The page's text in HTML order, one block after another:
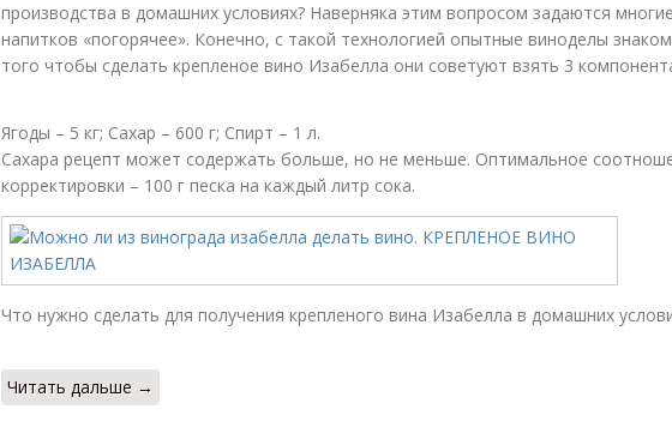
производства в домашних условиях? Наверняка этим вопросом задаются
напитков «погорячее». Конечно, с такой технологией опытные виноделы
того чтобы сделать крепленое вино Изабелла они советуют взять 3
Ягоды – 5 кг; Сахар – 600 г; Спирт – 1 л.
Сахара рецепт может содержать больше, но не меньше. Оптимальное
корректировки – 100 г песка на каждый литр сока.
Что нужно сделать для получения крепленого вина Изабелла в домашних
Читать дальше →